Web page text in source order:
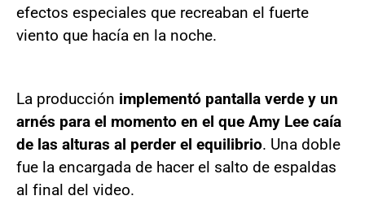
efectos especiales que recreaban el fuerte
viento que hacía en la noche.
La producción implementó pantalla verde y un
arnés para el momento en el que Amy Lee caía
de las alturas al perder el equilibrio. Una doble
fue la encargada de hacer el salto de espaldas
al final del video.